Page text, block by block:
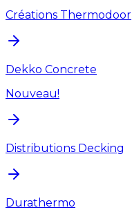
Créations Thermodoor
Dekko Concrete
Nouveau!
Distributions Decking
Durathermo